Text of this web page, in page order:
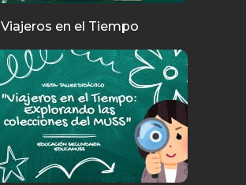
Viajeros en el Tiempo